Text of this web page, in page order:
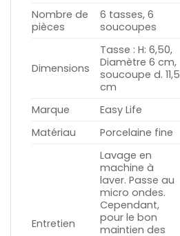
Nombre de
pièces
6 tasses, 6
soucoupes
Dimensions
Tasse : H: 6,50,
Diamètre 6 cm,
soucoupe d. 11,5
cm
Marque
Easy Life
Matériau
Porcelaine fine
Entretien
Lavage en
machine à
laver. Passe au
micro ondes.
Cependant,
pour le bon
maintien des